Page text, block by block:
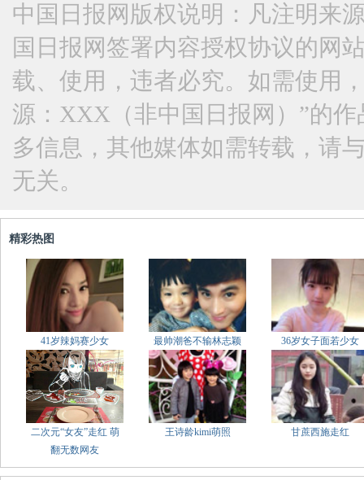
中国日报网版权说明：凡注明来
国日报网签署内容授权协议的网
载、使用，违者必究。如需使用
源：XXX（非中国日报网）”的
多信息，其他媒体如需转载，请
无关。
精彩热图
41岁辣妈赛少女 最帅潮爸不输林志颖 36岁女子面若少女
二次元“女友”走红 萌
翻无数网友
王诗龄kimi萌照 甘蔗西施走红